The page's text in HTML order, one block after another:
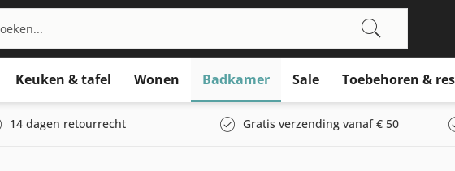
Keuken & tafel Wonen Badkamer Sale Toebehoren &
14 dagen retourrecht Gratis verzending vanaf € 50